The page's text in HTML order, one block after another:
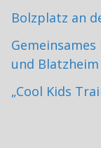
Bolzplatz an
und Blatzheim
„Cool Kids